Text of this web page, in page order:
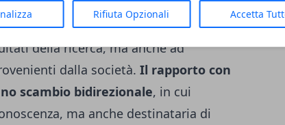
Rifiuta Opzionali Accetta
della ricerca, ma anche ad
dalla società. Il rapporto con
scambio bidirezionale, in cui
ma anche destinataria di